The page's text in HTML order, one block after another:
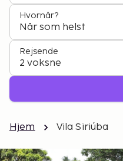
Hvornår?
Når som helst
Rejsende
2 voksne
Hjem Vila Siriúba